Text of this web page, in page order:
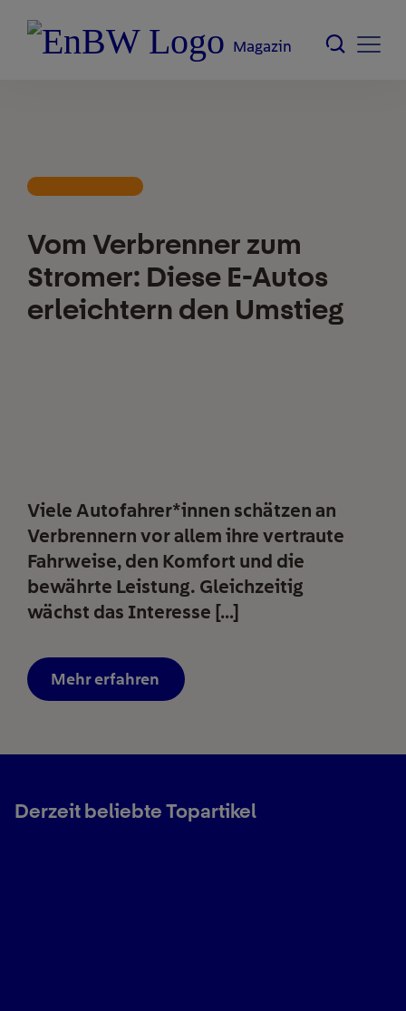
Magazin
Vom Verbrenner zum
Stromer: Diese E-Autos
erleichtern den Umstieg
Viele Autofahrer*innen schätzen an
Verbrennern vor allem ihre vertraute
Fahrweise, den Komfort und die
bewährte Leistung. Gleichzeitig
wächst das Interesse […]
Mehr erfahren
Derzeit beliebte Topartikel